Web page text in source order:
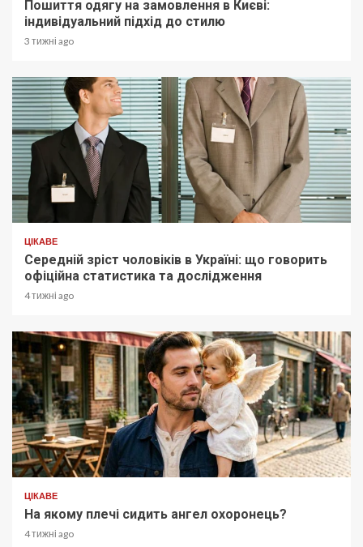
Пошиття одягу на замовлення в Києві:
індивідуальний підхід до стилю
3 тижні ago
ЦІКАВЕ
Середній зріст чоловіків в Україні: що говорить
офіційна статистика та дослідження
4 тижні ago
ЦІКАВЕ
На якому плечі сидить ангел охоронець?
4 тижні ago